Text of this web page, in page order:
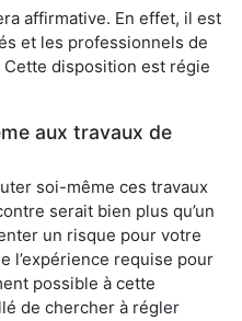
affirmative. En effet, il est
et les professionnels de
disposition est régie
aux travaux de
soi-même ces travaux
serait bien plus qu’un
un risque pour votre
l’expérience requise pour
possible à cette
de chercher à régler